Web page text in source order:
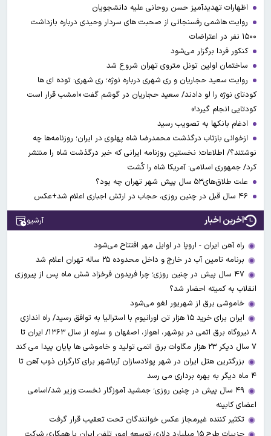
اظهارات تهدیدآمیز حسن روحانی علیه دانشجویان
روایت هاشمی رفسنجانی از صحبت های سردار وحیدی درباره بازداشت
۱۵۰۰ نفر در اعتراضات
کنکور فردا برگزار می‌شود
ساختمان اولین تونل متروی تهران شروع شد
روایت سعید حجاریان و ری شهری درباره نوژه؛ ری شهری: توده ای ها
کودتای نوژه را لو دادند/ سعید حجاریان در گوشم گفت «امشب قرار است
کودتایی انجام گیرد!»
ادغام بانکها به تصویب رسید
ازخوانی بازتاب درگذشت محمدرضا شاه پهلوی در ایران؛ روزنامه‌ها چه
نوشتند؟/ اطلاعات؛ نخستین روزنامه ایرانی که خبر درگذشت شاه را منتشر
کرد/ جمهوری اسلامی: آمریکا شاه را کُشت
علت طلاق‌های۵۳ سال پیش شهر تهران چه بود؟
آخرین اخبار آرشیو
راه آهن ایران - اروپا در اوایل مهر افتتاح می‌شود
برنامه تامین آب در خارج و داخل محدوده ۲۵ ساله تهران اعلام شد
۴۷ سال پیش در چنین روزی؛ چرا فریدون فرخزاد شش ماه پس از پیروزی
انقلاب به کمیته احضار شد؟
خاموشی برق از شهریور لغو می‌شود
ایران برای خرید ۱۵ هزار تن اورانیوم با استرالیا به توافق رسید/ راه اندازی
۸ نیروگاه برق اتمی در بوشهر، اهواز، اصفهان و ساوه از سال ۱۳۶۳/ ایران تا
۷ سال دیکر ۲۳ هزار مگاوات برق اتمی تولید و خاموشی ها پایان پیدا می کند
بزرگترین هتل ایران در شهر پولادسازان آریاشهر برای کارگران ذوب آهن تا
۴ ماه دیگر به بهره برداری می رسد
۴۹ سال پیش در چنین روزی؛ جمشید آموزگار نخست وزیر شد/اسامی
اعضای کابینه
تکثیر کننده غیرمجاز عکس خوانندگان تحت تعقیب قرار گرفت